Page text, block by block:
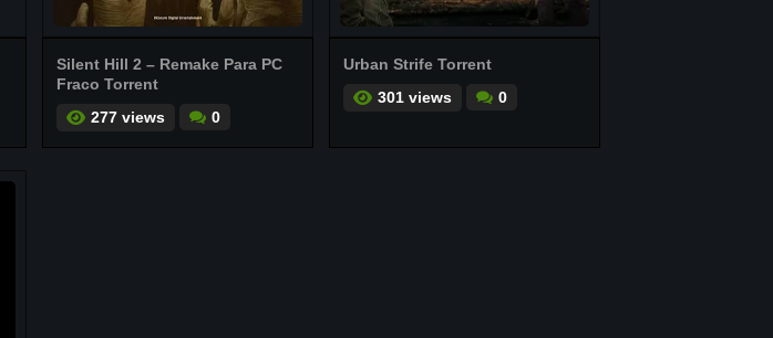
Silent Hill 2 – Remake Para PC
Fraco Torrent
277 views
0
Urban Strife Torrent
301 views
0